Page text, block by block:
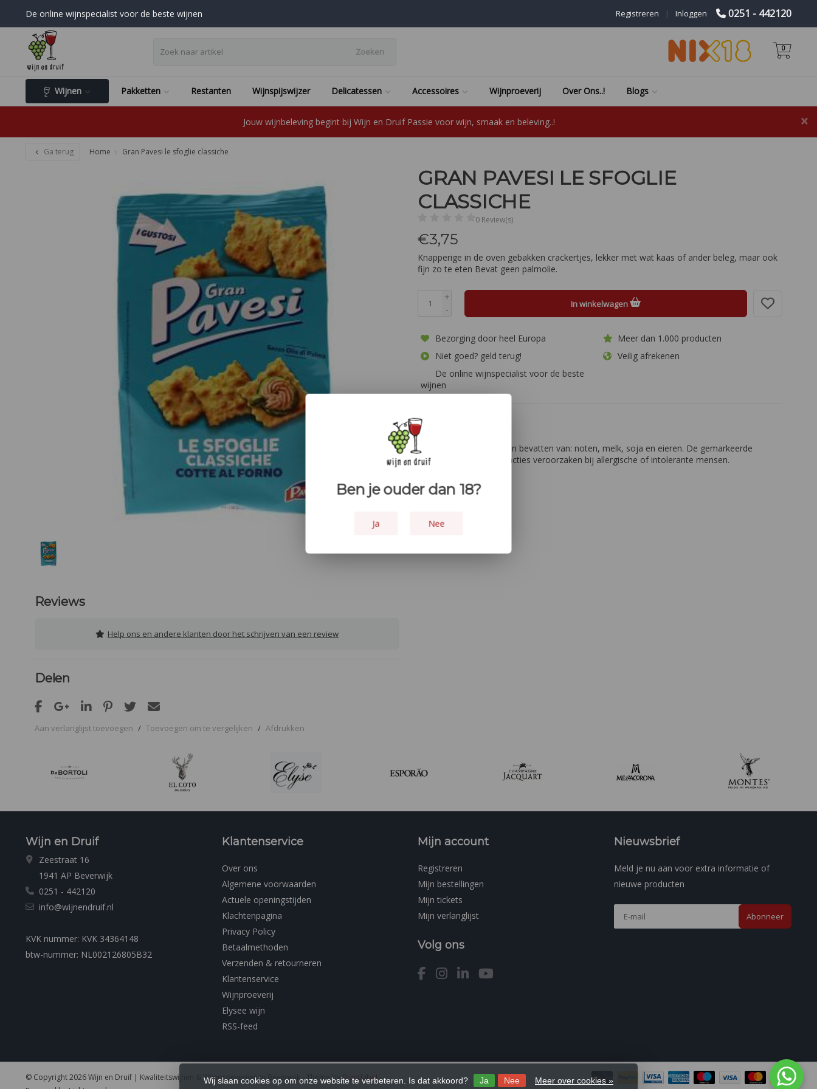
De online wijnspecialist voor de beste wijnen 0251 - 442120
Inloggen
|
Registreren
Zoeken 0
Wijnen Pakketten Restanten Wijnspijswijzer Delicatessen Accessoires Wijnproeverij Over Ons..! Blogs
Jouw wijnbeleving begint bij Wijn en Druif Passie voor wijn, smaak en beleving..! ×
Ga terug Home Gran Pavesi le sfoglie classiche
Reviews
Help ons en andere klanten door het schrijven van een review
Delen
Aan verlanglijst toevoegen / Toevoegen om te vergelijken / Afdrukken
GRAN PAVESI LE SFOGLIE
CLASSICHE
0 Review(s)
€3,75
Knapperige in de oven gebakken crackertjes, lekker met wat kaas of ander beleg, maar ook
fijn zo te eten Bevat geen palmolie.
+
-
In winkelwagen
Bezorging door heel Europa
Meer dan 1.000 producten
Niet goed? geld terug!
Veilig afrekenen
De online wijnspecialist voor de beste
wijnen
Informatie
BELANGRIJK:
Kan sporen bevatten van: noten, melk, soja en eieren. De gemarkeerde
ingrediënten kunnen reacties veroorzaken bij allergische of intolerante mensen.
Wijn en Druif
Zeestraat 16
1941 AP Beverwijk
0251 - 442120
info@wijnendruif.nl
KVK nummer: KVK 34364148
btw-nummer: NL002126805B32
Klantenservice
Over ons
Algemene voorwaarden
Actuele openingstijden
Klachtenpagina
Privacy Policy
Betaalmethoden
Verzenden & retourneren
Klantenservice
Wijnproeverij
Elysee wijn
RSS-feed
Mijn account
Registreren
Mijn bestellingen
Mijn tickets
Mijn verlanglijst
Volg ons
Nieuwsbrief
Meld je nu aan voor extra informatie of
nieuwe producten
Abonneer
Wij slaan cookies op om onze website te verbeteren. Is dat akkoord? Ja Nee Meer over cookies »
© Copyright 2026 Wijn en Druif | Kwaliteitswijnen & Wijnproeverijen in Beverwijk- Theme byFrontlabel-
Ben je ouder dan 18?
Ja Nee